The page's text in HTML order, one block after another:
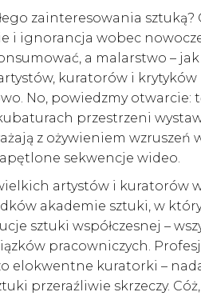
zainteresowania
i ignorancja wobec
a malarstwo –
kuratorów i
No, powiedzmy otwarcie:
przestrzeni
z ożywieniem
sekwencje wideo.
artystów i
akademie sztuki, w
sztuki współczesnej –
pracowniczych.
elokwentne kuratorki –
przeraźliwie skrzeczy.